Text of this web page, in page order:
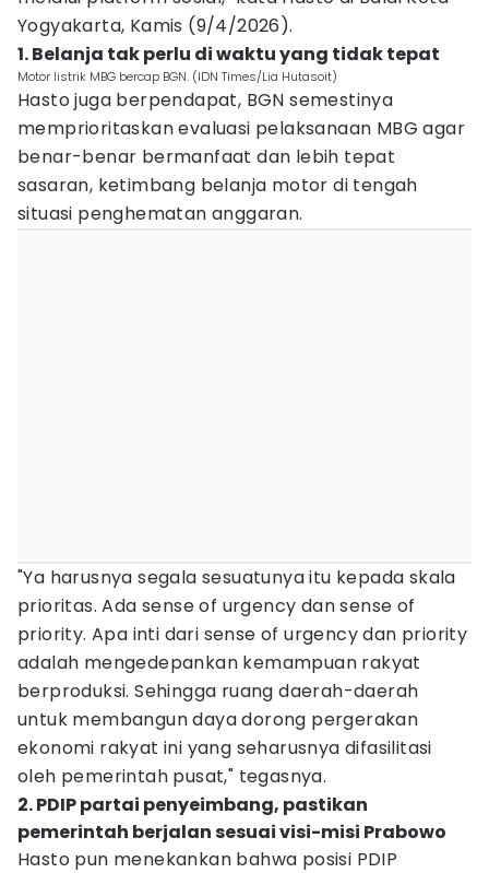
Yogyakarta, Kamis (9/4/2026).
1. Belanja tak perlu di waktu yang tidak tepat
Motor listrik MBG bercap BGN. (IDN Times/Lia Hutasoit)
Hasto juga berpendapat, BGN semestinya
memprioritaskan evaluasi pelaksanaan MBG agar
benar-benar bermanfaat dan lebih tepat
sasaran, ketimbang belanja motor di tengah
situasi penghematan anggaran.
"Ya harusnya segala sesuatunya itu kepada skala
prioritas. Ada sense of urgency dan sense of
priority. Apa inti dari sense of urgency dan priority
adalah mengedepankan kemampuan rakyat
berproduksi. Sehingga ruang daerah-daerah
untuk membangun daya dorong pergerakan
ekonomi rakyat ini yang seharusnya difasilitasi
oleh pemerintah pusat," tegasnya.
2. PDIP partai penyeimbang, pastikan
pemerintah berjalan sesuai visi-misi Prabowo
Hasto pun menekankan bahwa posisi PDIP